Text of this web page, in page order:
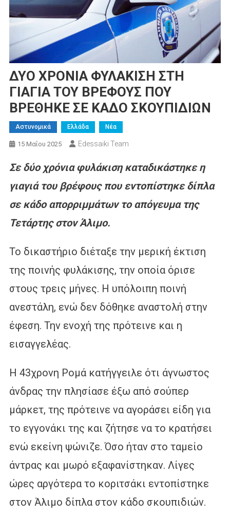
ΔΥΟ ΧΡΟΝΙΑ ΦΥΛΑΚΙΣΗ ΣΤΗ
ΓΙΑΓΙΑ ΤΟΥ ΒΡΕΦΟΥΣ ΠΟΥ
ΒΡΕΘΗΚΕ ΣΕ ΚΑΔΟ ΣΚΟΥΠΙΔΙΩΝ
Αστυνομικά Ελλάδα Νέα
15 Μαΐου 2025 Edessaiki Team
Σε δύο χρόνια φυλάκιση καταδικάστηκε η
γιαγιά του βρέφους που εντοπίστηκε δίπλα
σε κάδο απορριμμάτων το απόγευμα της
Τετάρτης στον Άλιμο.
Το δικαστήριο διέταξε την μερική έκτιση
της ποινής φυλάκισης, την οποία όρισε
στους τρεις μήνες. Η υπόλοιπη ποινή
ανεστάλη, ενώ δεν δόθηκε αναστολή στην
έφεση. Την ενοχή της πρότεινε και η
εισαγγελέας.
Η 43χρονη Ρομά κατήγγειλε ότι άγνωστος
άνδρας την πλησίασε έξω από σούπερ
μάρκετ, της πρότεινε να αγοράσει είδη για
το εγγονάκι της και ζήτησε να το κρατήσει
ενώ εκείνη ψώνιζε. Όσο ήταν στο ταμείο
άντρας και μωρό εξαφανίστηκαν. Λίγες
ώρες αργότερα το κοριτσάκι εντοπίστηκε
στον Άλιμο δίπλα στον κάδο σκουπιδιών.